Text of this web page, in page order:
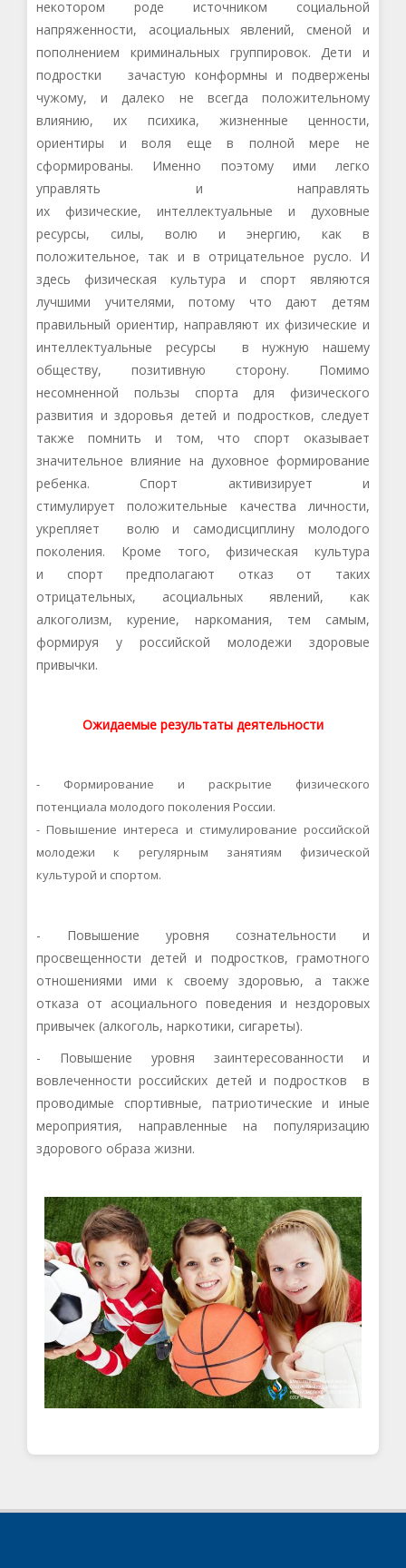
некотором роде источником социальной
напряженности, асоциальных явлений, сменой и
пополнением криминальных группировок. Дети и
подростки зачастую конформныи подвержены
чужому, идалеко не всегда положительному
влиянию,их психика, жизненные ценности,
ориентиры иволя еще в полной мере не
сформированы. Именно поэтому ими легко
управлять и направлять
их физические, интеллектуальные и духовные
ресурсы, силы, волю и энергию, как в
положительное, так и в отрицательное русло. И
здесь физическая культура и спорт являются
лучшими учителями, потому что дают детям
правильный ориентир, направляют их физические и
интеллектуальные ресурсы в нужную нашему
обществу, позитивную сторону. Помимо
несомненной пользы спорта для физического
развития и здоровья детей и подростков, следует
также помнить и том, что спорт оказывает
значительное влияние на духовное формирование
ребенка. Спорт активизирует и
стимулируетположительные качества личности,
укрепляет волю и самодисциплину молодого
поколения. Кроме того, физическая культура
и спортпредполагают отказ от таких
отрицательных, асоциальных явлений, как
алкоголизм, курение, наркомания, тем самым,
формируя у российской молодежи здоровые
привычки.
Ожидаемые результаты деятельности
- Формирование и раскрытие физического
потенциала молодого поколения России.
- Повышение интереса и стимулирование российской
молодежи к регулярным занятиям физической
культурой и спортом.
- Повышение уровня сознательности и
просвещенности детей и подростков, грамотного
отношениями ими к своему здоровью, а также
отказа от асоциального поведения и нездоровых
привычек (алкоголь, наркотики, сигареты).
- Повышение уровня заинтересованности и
вовлеченности российских детей и подростков в
проводимые спортивные, патриотические и иные
мероприятия, направленные на популяризацию
здорового образа жизни.